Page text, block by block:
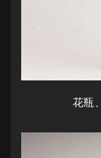
花瓶